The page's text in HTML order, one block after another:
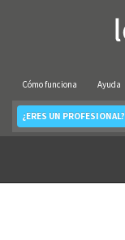
Cómo funciona Ayuda
¿ERES UN PROFESIONAL?